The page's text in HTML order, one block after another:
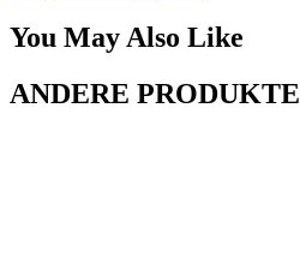
You May Also Like
ANDERE PRODUKTE